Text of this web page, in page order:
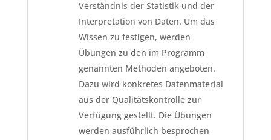
Verständnis der Statistik und der
Interpretation von Daten. Um das
Wissen zu festigen, werden
Übungen zu den im Programm
genannten Methoden angeboten.
Dazu wird konkretes Datenmaterial
aus der Qualitätskontrolle zur
Verfügung gestellt. Die Übungen
werden ausführlich besprochen